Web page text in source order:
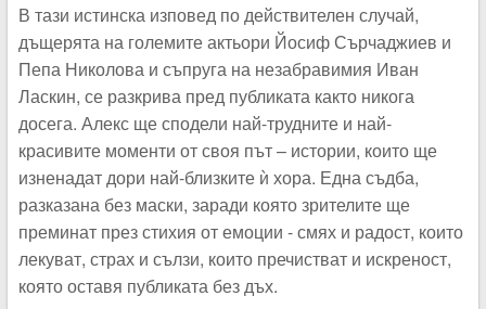
В тази истинска изповед по действителен случай,
дъщерята на големите актьори Йосиф Сърчаджиев и
Пепа Николова и съпруга на незабравимия Иван
Ласкин, се разкрива пред публиката както никога
досега. Алекс ще сподели най-трудните и най-
красивите моменти от своя път – истории, които ще
изненадат дори най-близките ѝ хора. Една съдба,
разказана без маски, заради която зрителите ще
преминат през стихия от емоции - смях и радост, които
лекуват, страх и сълзи, които пречистват и искреност,
която оставя публиката без дъх.